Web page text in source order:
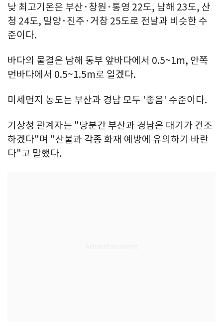
낮 최고기온은 부산·창원·통영 22도, 남해 23도, 산
청 24도, 밀양·진주·거창 25도로 전날과 비슷한 수
준이다.
바다의 물결은 남해 동부 앞바다에서 0.5~1m, 안쪽
먼바다에서 0.5~1.5m로 일겠다.
미세먼지 농도는 부산과 경남 모두 '좋음' 수준이다.
기상청 관계자는 "당분간 부산과 경남은 대기가 건조
하겠다"며 "산불과 각종 화재 예방에 유의하기 바란
다"고 말했다.